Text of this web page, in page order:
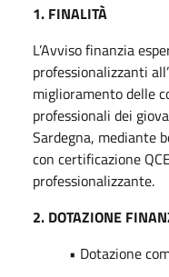
1. FINALITÀ
L’Avviso finanzia
professionalizzanti
miglioramento delle
professionali dei
Sardegna, mediante
con certificazione
professionalizzante.
2. DOTAZIONE
• Dotazione